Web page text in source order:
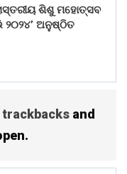
ଶିଶୁ ମହୋତ୍ସବ
୨୦୨୪’ ଅନୁଷ୍ଠିତ
trackbacks and